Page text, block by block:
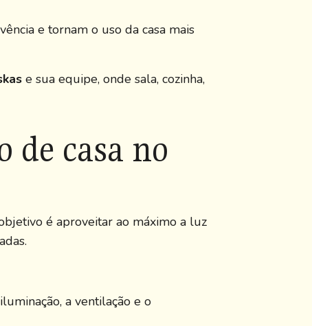
e tornam o uso da casa mais
e sua equipe, onde sala, cozinha,
casa no
é aproveitar ao máximo a luz
a ventilação e o